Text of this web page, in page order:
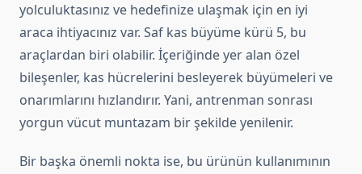
yolculuktasınız ve hedefinize ulaşmak için en iyi
araca ihtiyacınız var. Saf kas büyüme kürü 5, bu
araçlardan biri olabilir. İçeriğinde yer alan özel
bileşenler, kas hücrelerini besleyerek büyümeleri ve
onarımlarını hızlandırır. Yani, antrenman sonrası
yorgun vücut muntazam bir şekilde yenilenir.
Bir başka önemli nokta ise, bu ürünün kullanımının